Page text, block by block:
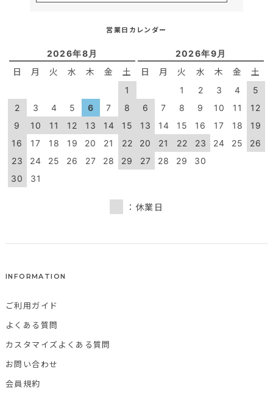
営業日カレンダー
2026年8月
日 月 火 水 木 金 土
1
2
3 4 5 6 7
8
9
10 11 12 13 14
15
16
17 18 19 20 21
22
23
24 25 26 27 28
29
30
31
2026年9月
日 月 火 水 木 金 土
1 2 3 4
5
6
7 8 9 10 11
12
13
14 15 16 17 18
19
20
21 22 23 24 25
26
27
28 29 30
：休業日
INFORMATION
ご利用ガイド
よくある質問
カスタマイズよくある質問
お問い合わせ
会員規約